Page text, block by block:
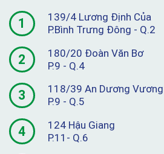
1
139/4 Lương Định Của
P.Bình Trưng Đông - Q.2
2
180/20 Đoàn Văn Bơ
P.9 - Q.4
3
118/39 An Dương Vương
P.9 - Q.5
4
124 Hậu Giang
P.11- Q.6